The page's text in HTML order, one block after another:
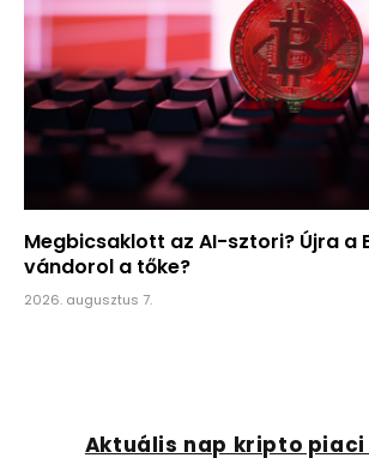
Megbicsaklott az AI-sztori? Újra a
vándorol a tőke?
2026. augusztus 7.
Aktuális nap kripto